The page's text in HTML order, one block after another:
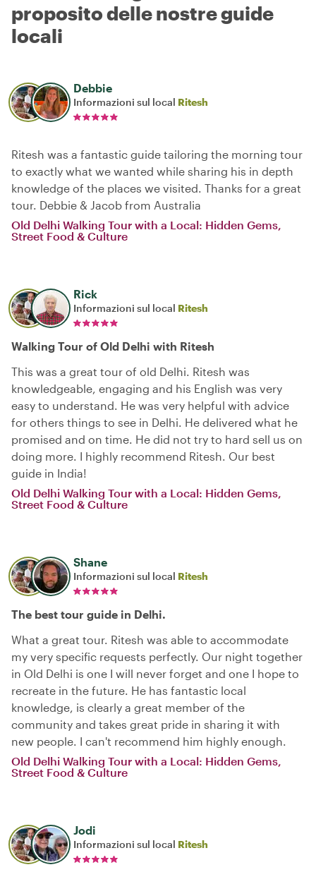
proposito delle nostre guide
locali
Debbie
Informazioni sul local Ritesh
Ritesh was a fantastic guide tailoring the morning tour
to exactly what we wanted while sharing his in depth
knowledge of the places we visited. Thanks for a great
tour. Debbie & Jacob from Australia
Old Delhi Walking Tour with a Local: Hidden Gems,
Street Food & Culture
Rick
Informazioni sul local Ritesh
Walking Tour of Old Delhi with Ritesh
This was a great tour of old Delhi. Ritesh was
knowledgeable, engaging and his English was very
easy to understand. He was very helpful with advice
for others things to see in Delhi. He delivered what he
promised and on time. He did not try to hard sell us on
doing more. I highly recommend Ritesh. Our best
guide in India!
Old Delhi Walking Tour with a Local: Hidden Gems,
Street Food & Culture
Shane
Informazioni sul local Ritesh
The best tour guide in Delhi.
What a great tour. Ritesh was able to accommodate
my very specific requests perfectly. Our night together
in Old Delhi is one I will never forget and one I hope to
recreate in the future. He has fantastic local
knowledge, is clearly a great member of the
community and takes great pride in sharing it with
new people. I can't recommend him highly enough.
Old Delhi Walking Tour with a Local: Hidden Gems,
Street Food & Culture
Jodi
Informazioni sul local Ritesh